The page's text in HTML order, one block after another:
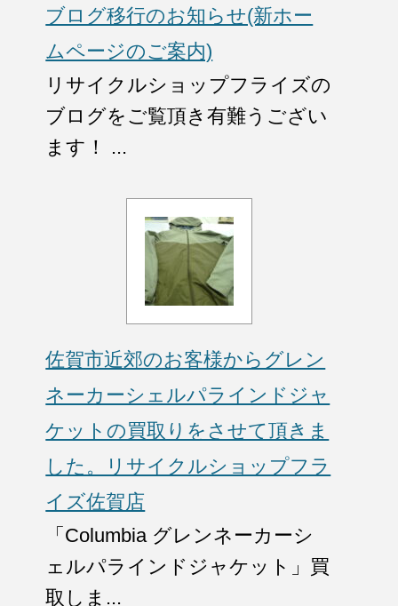
ブログ移行のお知らせ(新ホー
ムページのご案内)
リサイクルショップフライズの
ブログをご覧頂き有難うござい
ます！ ...
佐賀市近郊のお客様からグレン
ネーカーシェルパラインドジャ
ケットの買取りをさせて頂きま
した。リサイクルショップフラ
イズ佐賀店
「Columbia グレンネーカーシ
ェルパラインドジャケット」買
取しま...